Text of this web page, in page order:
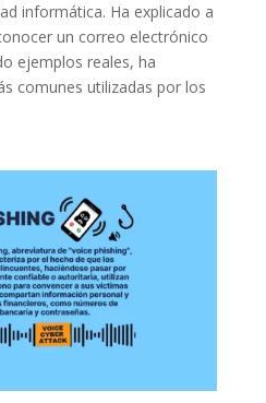
informática. Ha explicado a
un correo electrónico
ejemplos reales, ha
comunes utilizadas por los